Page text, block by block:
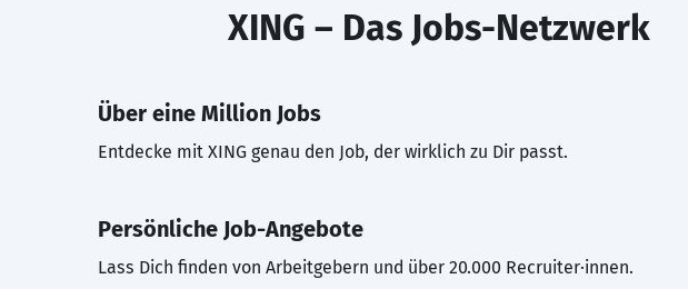
XING – Das Jobs-Netzwerk
Über eine Million Jobs
Entdecke mit XING genau den Job, der wirklich zu Dir passt.
Persönliche Job-Angebote
Lass Dich finden von Arbeitgebern und über 20.000 Recruiter·innen.